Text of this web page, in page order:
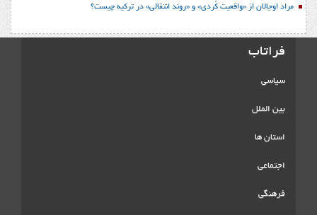
مراد اوجالان از «واقعیت کُردی» و «روند انتقالی» در ترکیه چیست؟
فراتاب
سیاسی
بین الملل
استان ها
اجتماعی
فرهنگی